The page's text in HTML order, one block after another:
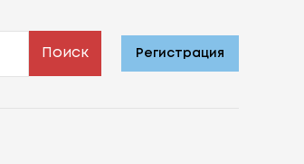
Поиск Регистрация